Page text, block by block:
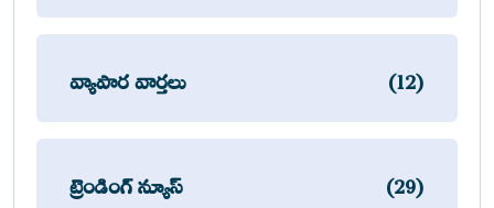
వ్యాపార వార్తలు (12)
ట్రెండింగ్ న్యూస్ (29)